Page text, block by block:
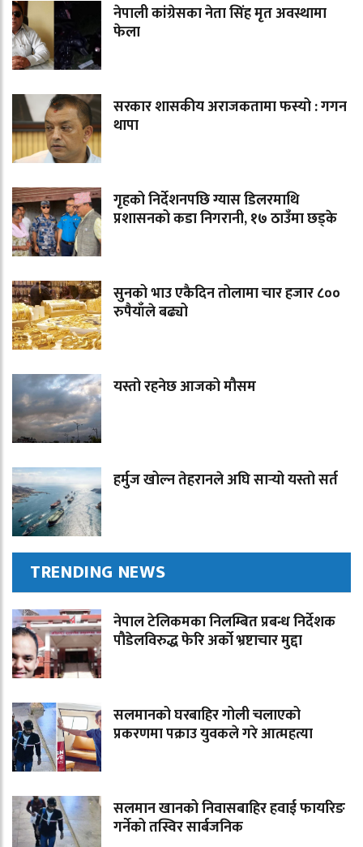
नेपाली कांग्रेसका नेता सिंह मृत अवस्थामा
फेला
सरकार शासकीय अराजकतामा फस्यो : गगन
थापा
गृहको निर्देशनपछि ग्यास डिलरमाथि
प्रशासनको कडा निगरानी, १७ ठाउँमा छड्के
सुनको भाउ एकैदिन तोलामा चार हजार ८००
रुपैयाँले बढ्यो
यस्तो रहनेछ आजको मौसम
हर्मुज खोल्न तेहरानले अघि सार्‍यो यस्तो सर्त
TRENDING NEWS
नेपाल टेलिकमका निलम्बित प्रबन्ध निर्देशक
पौडेलविरुद्ध फेरि अर्को भ्रष्टाचार मुद्दा
सलमानको घरबाहिर गोली चलाएको
प्रकरणमा पक्राउ युवकले गरे आत्महत्या
सलमान खानको निवासबाहिर हवाई फायरिङ
गर्नेको तस्विर सार्बजनिक